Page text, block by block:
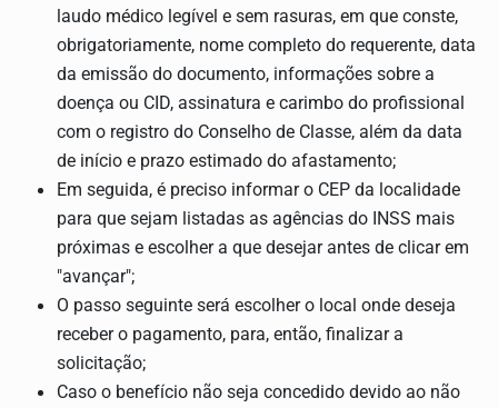
laudo médico legível e sem rasuras, em que conste,
obrigatoriamente, nome completo do requerente, data
da emissão do documento, informações sobre a
doença ou CID, assinatura e carimbo do profissional
com o registro do Conselho de Classe, além da data
de início e prazo estimado do afastamento;
Em seguida, é preciso informar o CEP da localidade
para que sejam listadas as agências do INSS mais
próximas e escolher a que desejar antes de clicar em
"avançar";
O passo seguinte será escolher o local onde deseja
receber o pagamento, para, então, finalizar a
solicitação;
Caso o benefício não seja concedido devido ao não